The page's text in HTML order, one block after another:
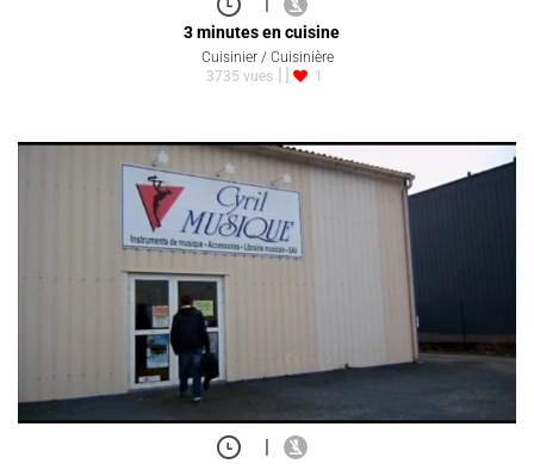
3 minutes en cuisine
Cuisinier / Cuisinière
3735 vues
1
|